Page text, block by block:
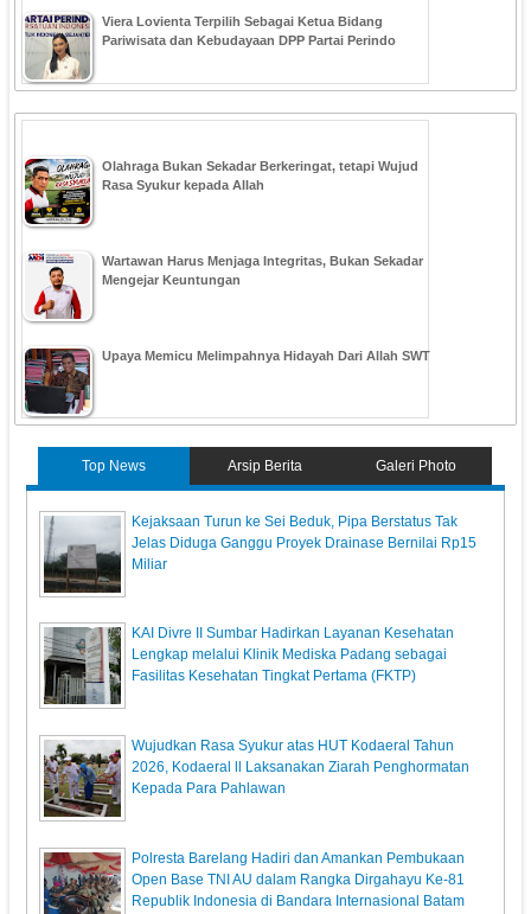
Viera Lovienta Terpilih Sebagai Ketua Bidang
Pariwisata dan Kebudayaan DPP Partai Perindo
Olahraga Bukan Sekadar Berkeringat, tetapi Wujud
Rasa Syukur kepada Allah
Wartawan Harus Menjaga Integritas, Bukan Sekadar
Mengejar Keuntungan
Upaya Memicu Melimpahnya Hidayah Dari Allah SWT
Top News Arsip Berita Galeri Photo
Kejaksaan Turun ke Sei Beduk, Pipa Berstatus Tak
Jelas Diduga Ganggu Proyek Drainase Bernilai Rp15
Miliar
KAI Divre II Sumbar Hadirkan Layanan Kesehatan
Lengkap melalui Klinik Mediska Padang sebagai
Fasilitas Kesehatan Tingkat Pertama (FKTP)
Wujudkan Rasa Syukur atas HUT Kodaeral Tahun
2026, Kodaeral ll Laksanakan Ziarah Penghormatan
Kepada Para Pahlawan
Polresta Barelang Hadiri dan Amankan Pembukaan
Open Base TNI AU dalam Rangka Dirgahayu Ke-81
Republik Indonesia di Bandara Internasional Batam